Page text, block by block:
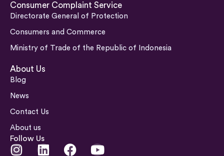
Consumer Complaint Service
Directorate General of Protection
Consumers and Commerce
Ministry of Trade of the Republic of Indonesia
About Us
Blog
News
Contact Us
About us
Follow Us
I
L
F
Y